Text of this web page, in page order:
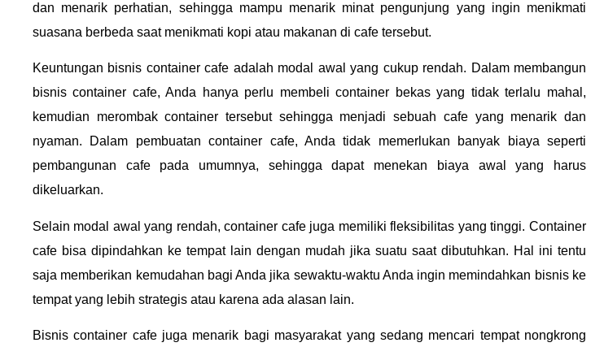
dan menarik perhatian, sehingga mampu menarik minat pengunjung yang ingin menikmati
suasana berbeda saat menikmati kopi atau makanan di cafe tersebut.
Keuntungan bisnis container cafe adalah modal awal yang cukup rendah. Dalam membangun
bisnis container cafe, Anda hanya perlu membeli container bekas yang tidak terlalu mahal,
kemudian merombak container tersebut sehingga menjadi sebuah cafe yang menarik dan
nyaman. Dalam pembuatan container cafe, Anda tidak memerlukan banyak biaya seperti
pembangunan cafe pada umumnya, sehingga dapat menekan biaya awal yang harus
dikeluarkan.
Selain modal awal yang rendah, container cafe juga memiliki fleksibilitas yang tinggi. Container
cafe bisa dipindahkan ke tempat lain dengan mudah jika suatu saat dibutuhkan. Hal ini tentu
saja memberikan kemudahan bagi Anda jika sewaktu-waktu Anda ingin memindahkan bisnis ke
tempat yang lebih strategis atau karena ada alasan lain.
Bisnis container cafe juga menarik bagi masyarakat yang sedang mencari tempat nongkrong